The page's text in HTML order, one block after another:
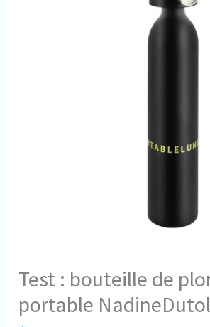
Test : bouteille de
portable